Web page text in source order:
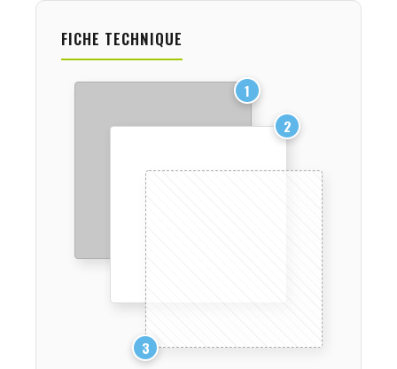
FICHE TECHNIQUE
1
2
3